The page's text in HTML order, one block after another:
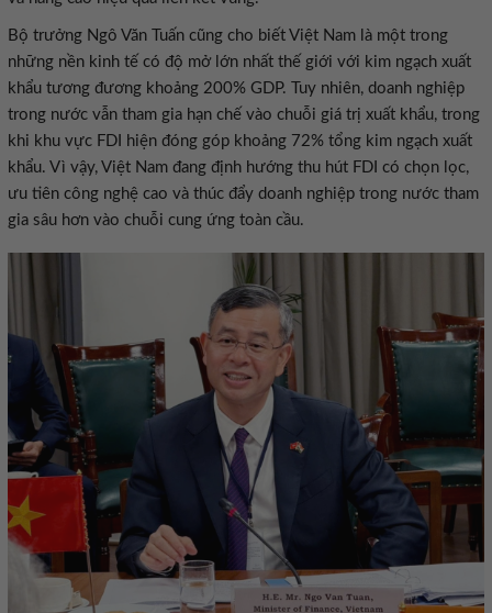
Bộ trưởng Ngô Văn Tuấn cũng cho biết Việt Nam là một trong
những nền kinh tế có độ mở lớn nhất thế giới với kim ngạch xuất
khẩu tương đương khoảng 200% GDP. Tuy nhiên, doanh nghiệp
trong nước vẫn tham gia hạn chế vào chuỗi giá trị xuất khẩu, trong
khi khu vực FDI hiện đóng góp khoảng 72% tổng kim ngạch xuất
khẩu. Vì vậy, Việt Nam đang định hướng thu hút FDI có chọn lọc,
ưu tiên công nghệ cao và thúc đẩy doanh nghiệp trong nước tham
gia sâu hơn vào chuỗi cung ứng toàn cầu.